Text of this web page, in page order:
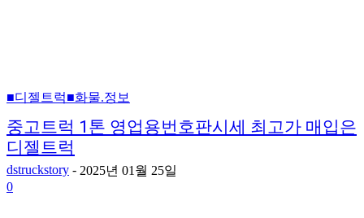
■디젤트럭■화물.정보
중고트럭 1톤 영업용번호판시세 최고가 매입은
디젤트럭
dstruckstory - 2025년 01월 25일
0